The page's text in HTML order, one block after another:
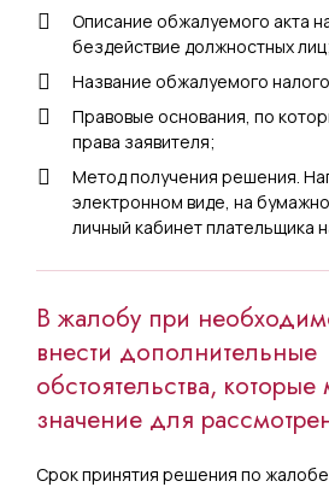
Описание обжалуемого акта
бездействие должностных лиц;
Название обжалуемого
Правовые основания, по
права заявителя;
Метод получения решения.
электронном виде, на
личный кабинет плательщика
В жалобу при
внести дополнительные
обстоятельства, которые
значение для
Срок принятия решения по жалобе